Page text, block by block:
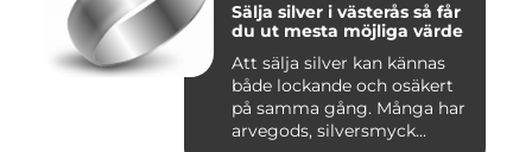
Sälja silver i västerås så får
du ut mesta möjliga värde
Att sälja silver kan kännas
både lockande och osäkert
på samma gång. Många har
arvegods, silversmyck...